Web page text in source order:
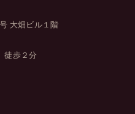
大畑ビル１階
徒歩２分